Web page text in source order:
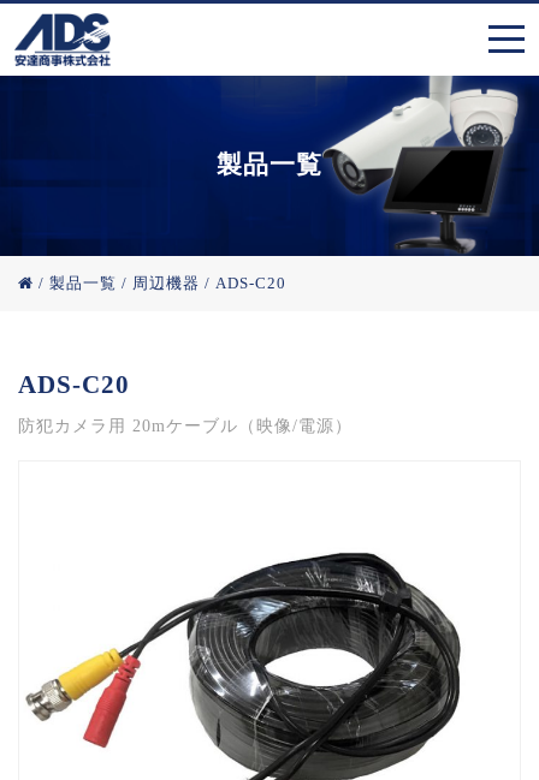
製品一覧
/ 製品一覧 / 周辺機器 / ADS-C20
ADS-C20
防犯カメラ用 20mケーブル（映像/電源）